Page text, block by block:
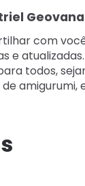
Geovana
com
e
todos,
amigurumi,